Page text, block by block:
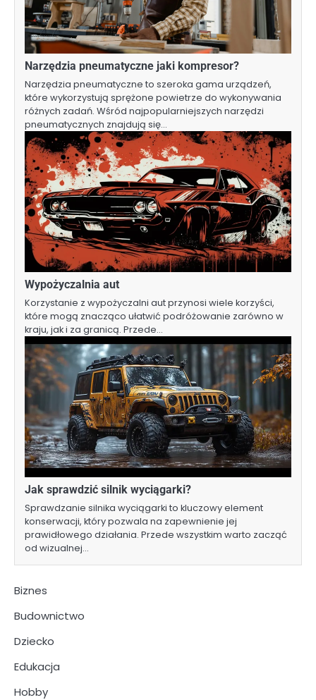
Narzędzia pneumatyczne jaki kompresor?
Narzędzia pneumatyczne to szeroka gama urządzeń,
które wykorzystują sprężone powietrze do wykonywania
różnych zadań. Wśród najpopularniejszych narzędzi
pneumatycznych znajdują się…
Wypożyczalnia aut
Korzystanie z wypożyczalni aut przynosi wiele korzyści,
które mogą znacząco ułatwić podróżowanie zarówno w
kraju, jak i za granicą. Przede…
Jak sprawdzić silnik wyciągarki?
Sprawdzanie silnika wyciągarki to kluczowy element
konserwacji, który pozwala na zapewnienie jej
prawidłowego działania. Przede wszystkim warto zacząć
od wizualnej…
Biznes
Budownictwo
Dziecko
Edukacja
Hobby